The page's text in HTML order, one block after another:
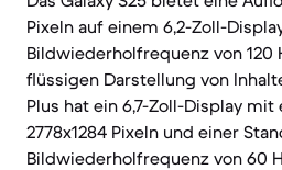
Pixeln auf einem 6,2-Zoll-
Bildwiederholfrequenz von 120
flüssigen Darstellung von
Plus hat ein 6,7-Zoll-Display
2778x1284 Pixeln und einer
Bildwiederholfrequenz von 60